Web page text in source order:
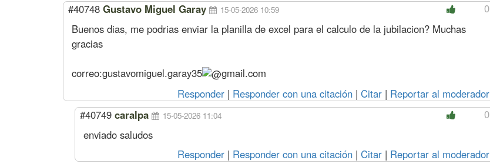
0
#40748 Gustavo Miguel Garay 15-05-2026 10:59
Buenos dias, me podrias enviar la planilla de excel para el calculo de la jubilacion? Muchas
gracias
correo:gustavomiguel.garay35
gmail.com
Responder | Responder con una citación | Citar | Reportar al moderador
0
#40749 caralpa 15-05-2026 11:04
enviado saludos
Responder | Responder con una citación | Citar | Reportar al moderador